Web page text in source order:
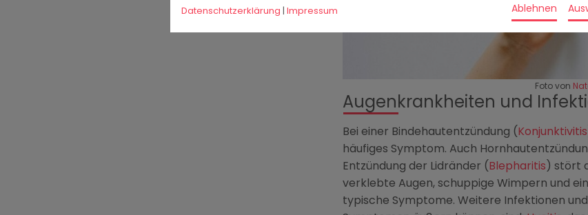
Foto von
Augenkrankheiten und
Bei einer Bindehautentzündung (Konjunktivitis
häufiges Symptom. Auch
Entzündung der Lidränder (Blepharitis) stört
verklebte Augen, schuppige Wimpern und
typische Symptome. Weitere Infektionen
Datenschutzerklärung | Impressum Ablehnen